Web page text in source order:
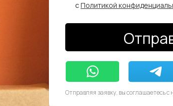
сПолитикой
Отправляя заявку, вы соглашаетесь